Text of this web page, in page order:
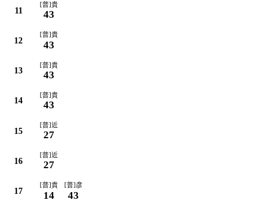
11
[普]貴
43
12
[普]貴
43
13
[普]貴
43
14
[普]貴
43
15
[普]近
27
16
[普]近
27
17
[普]貴
14
[普]彦
43